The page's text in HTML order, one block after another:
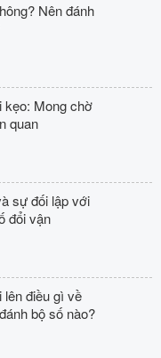
Nên đánh
kẹo: Mong chờ
quan
sự đối lập với
đổi vận
điều gì về
bộ số nào?